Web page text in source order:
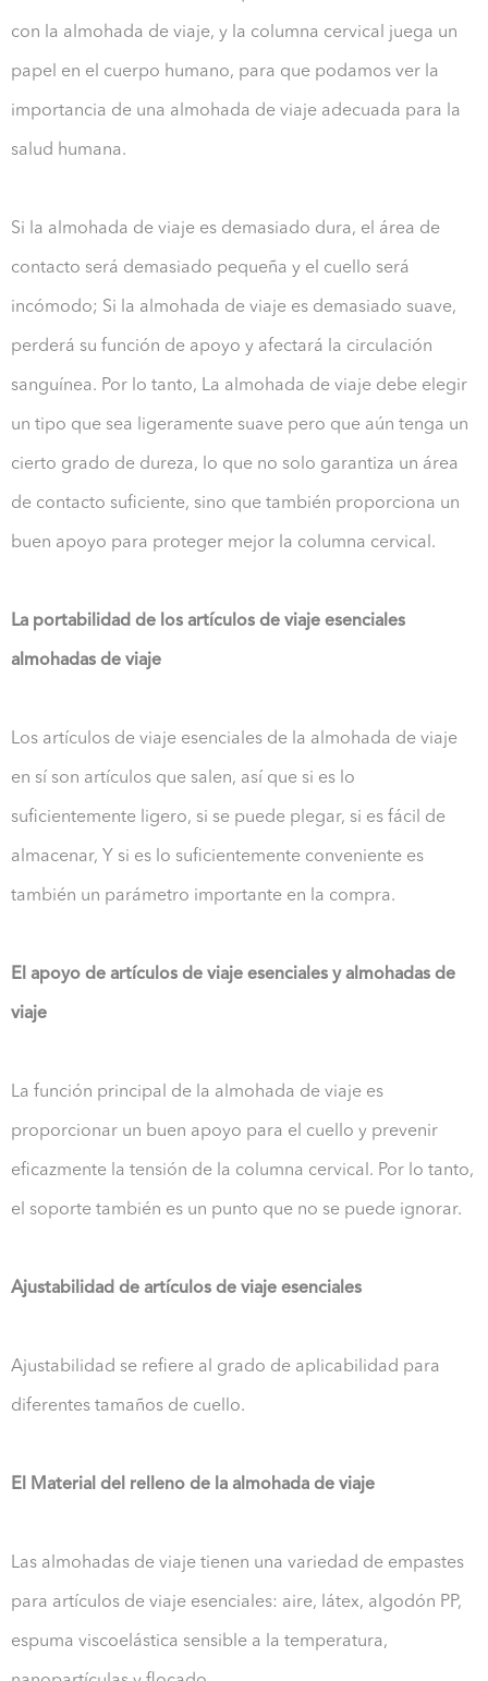
con la almohada de viaje, y la columna cervical juega un
papel en el cuerpo humano, para que podamos ver la
importancia de una almohada de viaje adecuada para la
salud humana.
Si la almohada de viaje es demasiado dura, el área de
contacto será demasiado pequeña y el cuello será
incómodo; Si la almohada de viaje es demasiado suave,
perderá su función de apoyo y afectará la circulación
sanguínea. Por lo tanto, La almohada de viaje debe elegir
un tipo que sea ligeramente suave pero que aún tenga un
cierto grado de dureza, lo que no solo garantiza un área
de contacto suficiente, sino que también proporciona un
buen apoyo para proteger mejor la columna cervical.
La portabilidad de los artículos de viaje esenciales
almohadas de viaje
Los artículos de viaje esenciales de la almohada de viaje
en sí son artículos que salen, así que si es lo
suficientemente ligero, si se puede plegar, si es fácil de
almacenar, Y si es lo suficientemente conveniente es
también un parámetro importante en la compra.
El apoyo de artículos de viaje esenciales y almohadas de
viaje
La función principal de la almohada de viaje es
proporcionar un buen apoyo para el cuello y prevenir
eficazmente la tensión de la columna cervical. Por lo tanto,
el soporte también es un punto que no se puede ignorar.
Ajustabilidad de artículos de viaje esenciales
Ajustabilidad se refiere al grado de aplicabilidad para
diferentes tamaños de cuello.
El Material del relleno de la almohada de viaje
Las almohadas de viaje tienen una variedad de empastes
para artículos de viaje esenciales: aire, látex, algodón PP,
espuma viscoelástica sensible a la temperatura,